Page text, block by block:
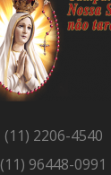
(11) 2206-4540
(11) 96448-0991